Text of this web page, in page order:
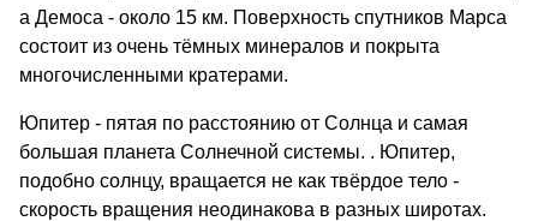
а Демоса - около 15 км. Поверхность спутников Марса
состоит из очень тёмных минералов и покрыта
многочисленными кратерами.
Юпитер - пятая по расстоянию от Солнца и самая
большая планета Солнечной системы. . Юпитер,
подобно солнцу, вращается не как твёрдое тело -
скорость вращения неодинакова в разных широтах.